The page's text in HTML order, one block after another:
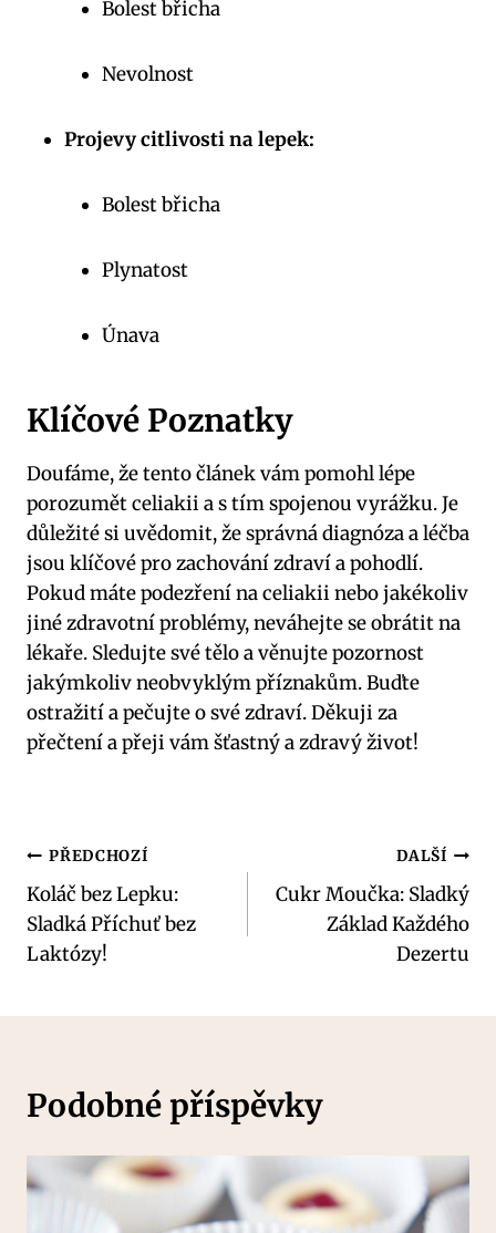
Bolest břicha
Nevolnost
Projevy citlivosti na lepek:
Bolest břicha
Plynatost
Únava
Klíčové Poznatky
Doufáme, že tento článek vám pomohl lépe
porozumět celiakii a s tím spojenou vyrážku. Je
důležité si uvědomit, že správná diagnóza a léčba
jsou klíčové pro zachování zdraví a pohodlí.
Pokud máte podezření na celiakii nebo jakékoliv
jiné zdravotní problémy, neváhejte se obrátit na
lékaře. Sledujte své tělo a věnujte pozornost
jakýmkoliv neobvyklým příznakům. Buďte
ostražití a pečujte o své zdraví. Děkuji za
přečtení a přeji vám šťastný a zdravý život!
Navigace
pro
příspěvek
PŘEDCHOZÍ
Koláč bez Lepku:
Sladká Příchuť bez
Laktózy!
DALŠÍ
Cukr Moučka: Sladký
Základ Každého
Dezertu
Podobné příspěvky